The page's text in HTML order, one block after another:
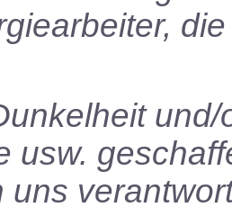
usw.
uns